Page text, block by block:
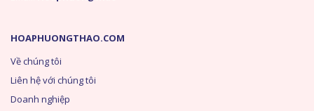
HOAPHUONGTHAO.COM
Về chúng tôi
Liên hệ với chúng tôi
Doanh nghiệp